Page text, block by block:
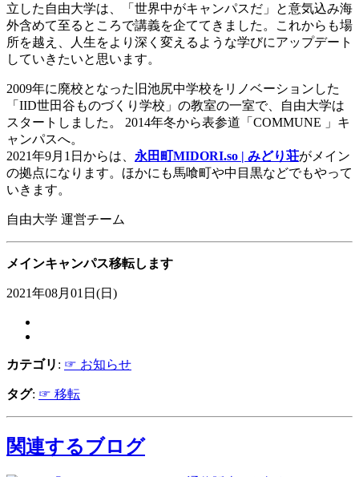
立した自由大学は、「世界中がキャンパスだ」と意気込み海
外含めて至るところで講義を企ててきました。これからも場
所を越え、人生をより深く変えるような学びにアップデート
していきたいと思います。
2009年に廃校となった旧池尻中学校をリノベーションした
「IID世田谷ものづくり学校」の教室の一室で、自由大学は
スタートしました。 2014年冬から表参道「COMMUNE 」キ
ャンパスへ。
2021年9月1日からは、 永田町MIDORI.so | みどり荘がメイン
の拠点になります。ほかにも馬喰町や中目黒などでもやって
いきます。
自由大学 運営チーム
メインキャンパス移転します
2021年08月01日(日)
カテゴリ : ☞ お知らせ
タグ: ☞ 移転
関連するブログ